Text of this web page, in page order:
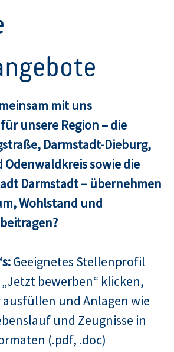
mit uns
unsere Region – die
Darmstadt-Dieburg,
Odenwaldkreis sowie die
Darmstadt – übernehmen
Wohlstand und
Geeignetes Stellenprofil
bewerben“ klicken,
und Anlagen wie
und Zeugnisse in
(.pdf, .doc)